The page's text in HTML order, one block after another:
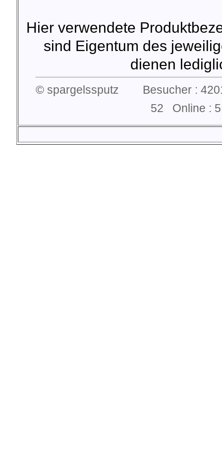
Hier verwendete
sind Eigentum des
dienen
© spargelssputz Besucher :
52 Online